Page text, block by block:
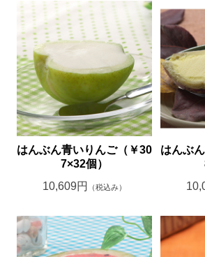
はんぶん青いりんご（￥30
7×32個）
10,609円
（税込み）
はんぶ